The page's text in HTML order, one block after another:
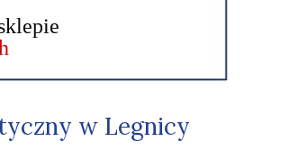
w Legnicy